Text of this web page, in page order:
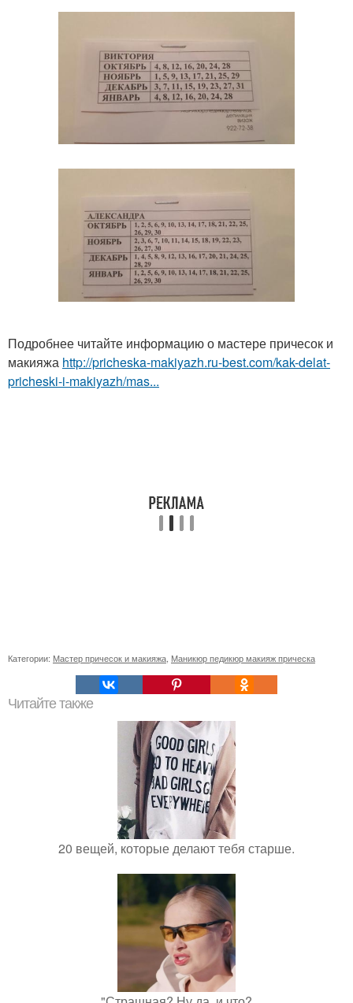
Подробнее читайте информацию о мастере причесок и
макияжа http://pricheska-makiyazh.ru-best.com/kak-delat-
pricheski-i-makiyazh/mas...
Категории: Мастер причесок и макияжа Маникюр педикюр макияж прическа
Читайте также
20 вещей, которые делают тебя старше.